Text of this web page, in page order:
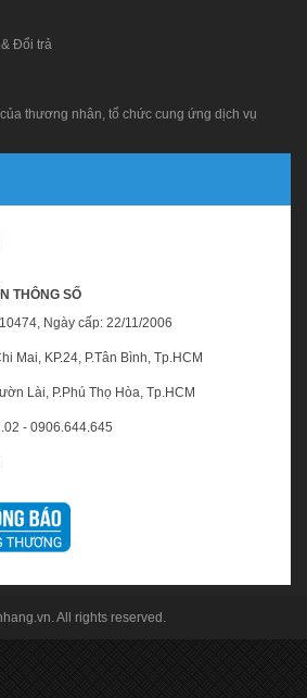
Đổi trả
thương nhân, tổ chức cung ứng dịch vụ
THÔNG SỐ
Ngày cấp: 22/11/2006
Mai, KP.24, P.Tân Bình, Tp.HCM
Lài, P.Phú Thọ Hòa, Tp.HCM
- 0906.644.645
. All rights reserved.